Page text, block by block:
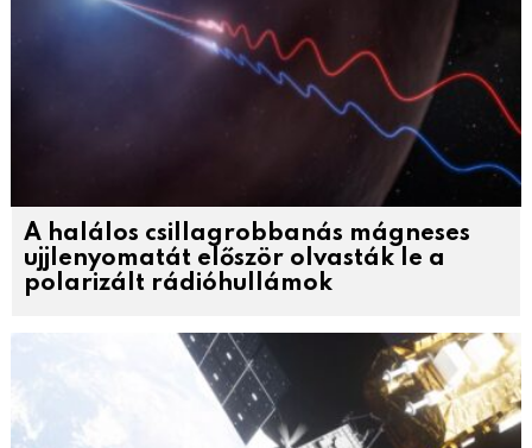
A halálos csillagrobbanás mágneses
ujjlenyomatát először olvasták le a
polarizált rádióhullámok